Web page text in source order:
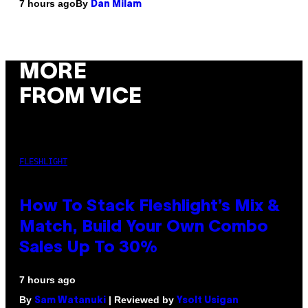
7 hours agoBy Dan Milam
MORE
FROM VICE
FLESHLIGHT
How To Stack Fleshlight’s Mix &
Match, Build Your Own Combo
Sales Up To 30%
7 hours ago
By Sam Watanuki | Reviewed by Ysolt Usigan